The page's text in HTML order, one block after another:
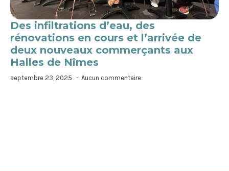
Des infiltrations d’eau, des
rénovations en cours et l’arrivée de
deux nouveaux commerçants aux
Halles de Nîmes
septembre 23, 2025 Aucun commentaire